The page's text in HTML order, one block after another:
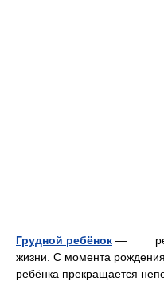
Грудной ребёнок —
жизни. С момента рождения
ребёнка прекращается